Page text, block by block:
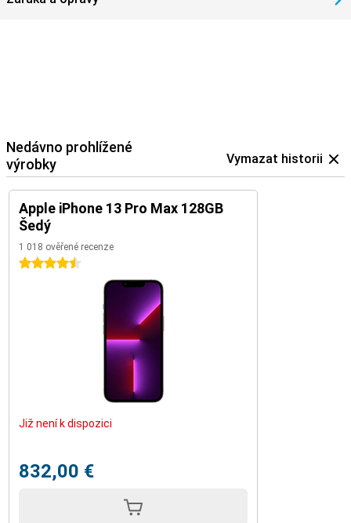
Nedávno prohlížené
výrobky
Vymazat historii
Apple iPhone 13 Pro Max 128GB
Šedý
1 018 ověřené recenze
4.5 hvězdičky
Již není k dispozici
832,00 €